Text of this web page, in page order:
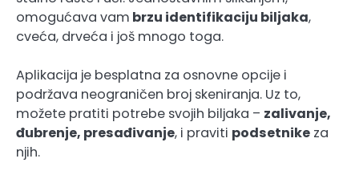
omogućava vam brzu identifikaciju biljaka,
cveća, drveća i još mnogo toga.
Aplikacija je besplatna za osnovne opcije i
podržava neograničen broj skeniranja. Uz to,
možete pratiti potrebe svojih biljaka – zalivanje,
đubrenje, presađivanje, i praviti podsetnike za
njih.